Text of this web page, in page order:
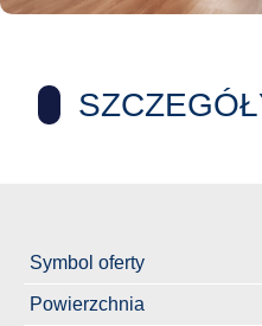
Symbol oferty
Powierzchnia